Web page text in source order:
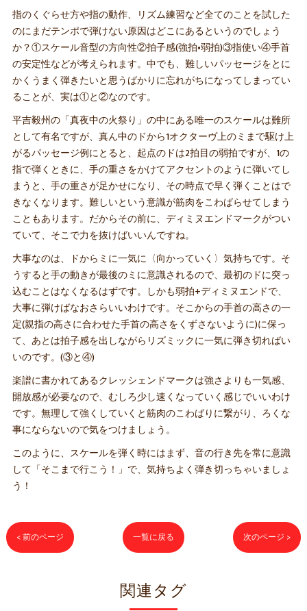
指のくぐらせ方や指の動作、リズム練習など全てのことを試した
のにまだテンポで弾けない原因はどこにあるというのでしょう
か？①スケール音型の方向性②拍子感(強拍•弱拍)③指使い④手首
の安定性などが考えられます。中でも、難しいパッセージをとに
かくうまく弾きたいと思うばかりに忘れがちになってしまってい
ることが、実は①と②なのです。
平吉毅州の「真夜中の火祭り」の中にある唯一のスケールは難所
として有名ですが、真ん中のドから1オクターヴ上のミまで駆け上
がるパッセージ例にとると、起点のドは2拍目の弱拍ですが、1の
指で弾くときに、手の重さをかけてアクセントのように弾いてし
まうと、手の重さが足かせになり、その時点で早く弾くことはで
きなくなります。難しいという意識が筋肉をこわばらせてしまう
こともあります。だからその前に、ディミヌエンドマークがつい
ていて、そこで力を抜けばいいんですね。
大事なのは、ドからミに一気に〈向かっていく〉気持ちです。そ
うすると手の動きが最後のミに意識されるので、最初のドに突っ
込むことはなくなるはずです。しかも弱拍+ディミヌエンドで、
大事に弾けばなおさらいいわけです。そこからの手首の高さの一
定(親指の高さに合わせた手首の高さをくずさないように)に保っ
て、あとは拍子感を出しながらリズミックに一気に弾き切ればい
いのです。(③と④)
楽譜に書かれてあるクレッシェンドマークは強さよりも一気感、
開放感が必要なので、むしろ少し速くなっていく感じでいいわけ
です。無理して強くしていくと筋肉のこわばりに繋がり、ろくな
事にならないので気をつけましょう。
このように、スケールを弾く時にはまず、音の行き先を常に意識
して「そこまで行こう！」で、気持ちよく弾き切っちゃいましょ
う！
< 前のページ 一覧に戻る 次のページ >
関連タグ